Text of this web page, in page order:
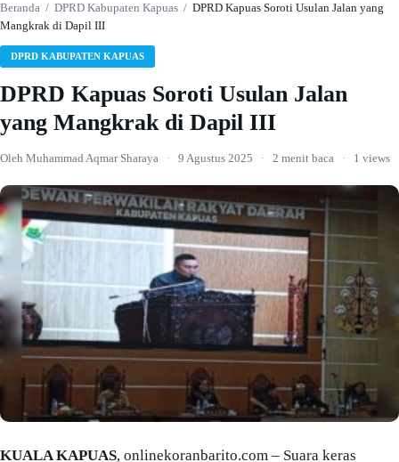
Beranda / DPRD Kabupaten Kapuas / DPRD Kapuas Soroti Usulan Jalan yang
Mangkrak di Dapil III
DPRD KABUPATEN KAPUAS
DPRD Kapuas Soroti Usulan Jalan
yang Mangkrak di Dapil III
Oleh Muhammad Aqmar Sharaya · 9 Agustus 2025 · 2 menit baca · 1 views
KUALA KAPUAS, onlinekoranbarito.com – Suara keras